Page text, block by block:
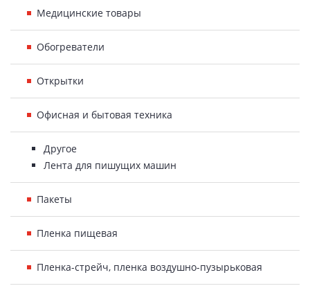
Медицинские товары
Обогреватели
Открытки
Офисная и бытовая техника
Другое
Лента для пишущих машин
Пакеты
Пленка пищевая
Пленка-стрейч, пленка воздушно-пузырьковая